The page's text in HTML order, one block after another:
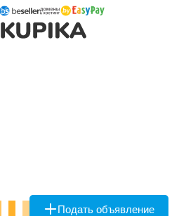
Подать объявление